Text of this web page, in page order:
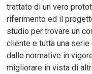
trattato di un vero
riferimento ed il
studio per trovare un
cliente e tutta una
dalle normative in
migliorare in vista di